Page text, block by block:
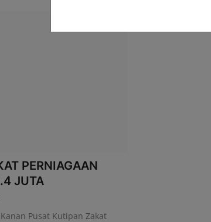
PERNIAGAAN
JUTA
Pusat Kutipan Zakat